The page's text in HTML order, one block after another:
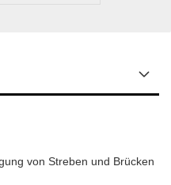
von Streben und Brücken